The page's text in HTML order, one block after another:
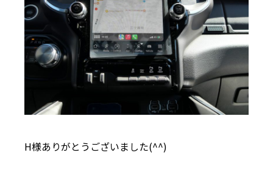
H様ありがとうございました(^^)